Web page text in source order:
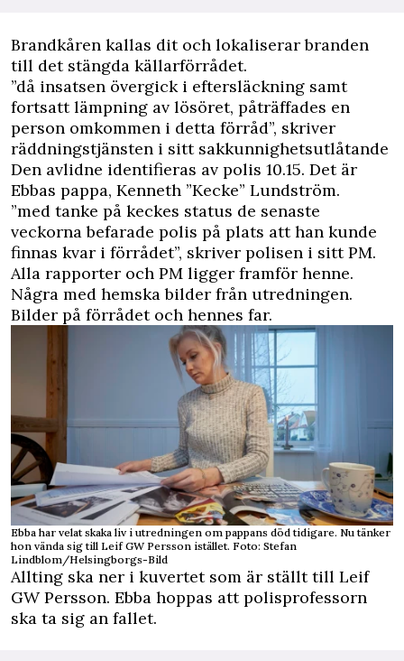
Brandkåren kallas dit och lokaliserar branden
till det stängda källarförrådet.
”då insatsen övergick i eftersläckning samt
fortsatt lämpning av lösöret, påträffades en
person omkommen i detta förråd”, skriver
räddningstjänsten i sitt sakkunnighetsutlåtande
Den avlidne identifieras av polis 10.15. Det är
Ebbas pappa, Kenneth ”Kecke” Lundström.
”med tanke på keckes status de senaste
veckorna befarade polis på plats att han kunde
finnas kvar i förrådet”, skriver polisen i sitt PM.
Alla rapporter och PM ligger framför henne.
Några med hemska bilder från utredningen.
Bilder på förrådet och hennes far.
Ebba har velat skaka liv i utredningen om pappans död tidigare. Nu tänker
hon vända sig till Leif GW Persson istället. Foto: Stefan
Lindblom/Helsingborgs-Bild
Allting ska ner i kuvertet som är ställt till Leif
GW Persson. Ebba hoppas att polisprofessorn
ska ta sig an fallet.